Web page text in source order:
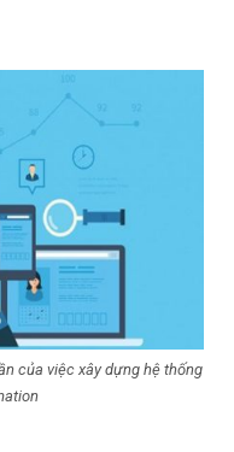
của việc xây dựng hệ thống